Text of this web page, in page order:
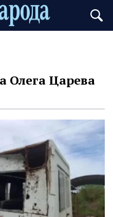
Олега Царева